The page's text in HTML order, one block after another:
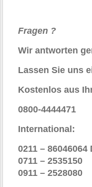
Fragen ?
Wir antworten
Lassen Sie uns
Kostenlos
0800-4444471
International:
0211 –
0711 –
0911 – 2528080